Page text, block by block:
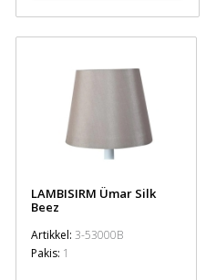
LAMBISIRM Ümar Silk
Beez
Artikkel: 3-53000B
Pakis: 1